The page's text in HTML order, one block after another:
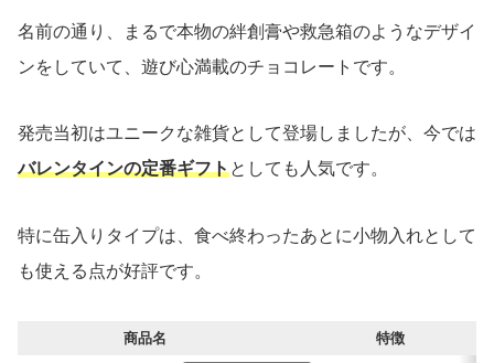
名前の通り、まるで本物の絆創膏や救急箱のようなデザイ
ンをしていて、遊び心満載のチョコレートです。
発売当初はユニークな雑貨として登場しましたが、今では
バレンタインの定番ギフトとしても人気です。
特に缶入りタイプは、食べ終わったあとに小物入れとして
も使える点が好評です。
商品名 特徴